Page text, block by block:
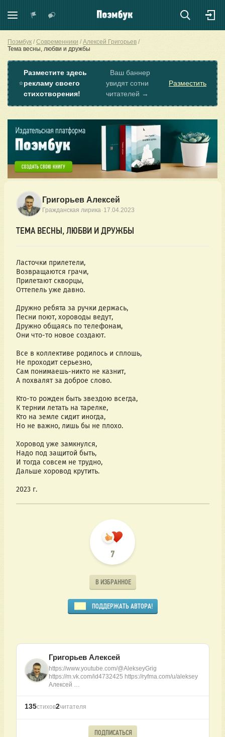
Поэмбук Современники
Алексей Григорьев
Тема весны, любви и дружбы
⭐
Разместите здесь
рекламу своего
стихотворения!
Ваш баннер
увидят сотни
читателей →
Разместить
Григорьев Алексей
Гражданская лирика· 17.04.2023
ТЕМА ВЕСНЫ, ЛЮБВИ И ДРУЖБЫ
Ласточки прилетели,
Возвращаются грачи,
Прилетают скворцы,
Оттепель уже давно.
Дружно ребята за ручки держась,
Песни поют, хороводы ведут,
Дружно общаясь по телефонам,
Они что-то новое создают.
Все в коллективе родилось и сплошь,
Не проходит серьезно,
Сам понимаешь-никто не казнит,
А похвалят за доброе слово.
Кто-то рожден быть звездою всегда,
К тернии летать на тарелке,
Кто на земле сидит иногда,
Но не важно, лишь бы не плохо.
Хоровод уже замкнулся,
Надо под защитой быть,
И тогда совсем не трудно,
Дальше хоровод крутить.
2023 г.
7
В ИЗБРАННОЕ
ПОДДЕРЖАТЬ АВТОРА!
Григорьев Алексей
https://www.youtube.com/@AlekseyGrig
https://m.vk.com/id4732425 https://ryfma.com/u/aleksey
Алексей …
135стихов2читателя
ПОДПИСАТЬСЯ